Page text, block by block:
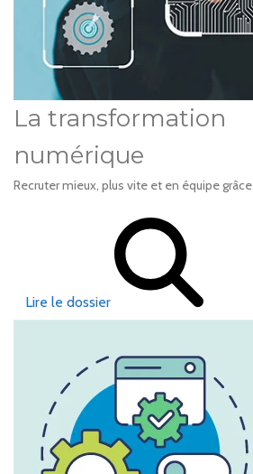
La transformation
numérique
Recruter mieux, plus vite et en équipe
Lire le dossier